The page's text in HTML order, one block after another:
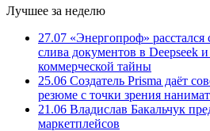
Лучшее за неделю
27.07 «Энергопроф» расстался
слива документов в Deepseek
коммерческой тайны
25.06 Создатель Prisma даёт
резюме с точки зрения
21.06 Владислав Бакальчук
маркетплейсов